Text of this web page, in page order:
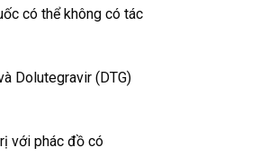
có thể không có tác
Dolutegravir (DTG)
với phác đồ có